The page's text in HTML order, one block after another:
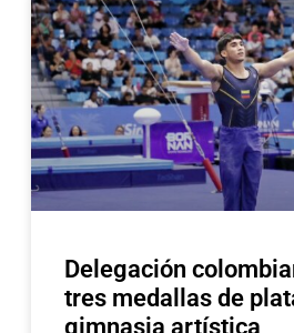
Delegación
tres medallas de
gimnasia artística